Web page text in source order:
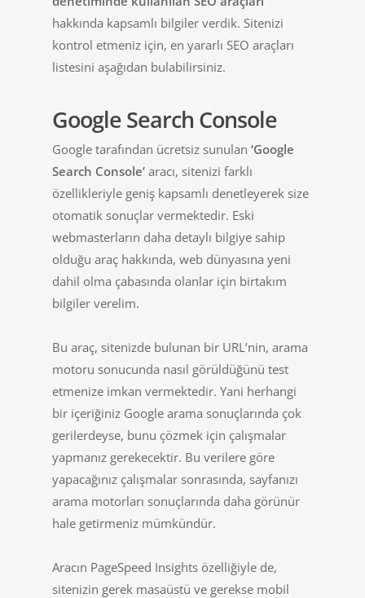
hakkında kapsamlı bilgiler verdik. Sitenizi
kontrol etmeniz için, en yararlı SEO araçları
listesini aşağıdan bulabilirsiniz.
Google Search Console
Google tarafından ücretsiz sunulan ‘Google
Search Console’ aracı, sitenizi farklı
özellikleriyle geniş kapsamlı denetleyerek size
otomatik sonuçlar vermektedir. Eski
webmasterların daha detaylı bilgiye sahip
olduğu araç hakkında, web dünyasına yeni
dahil olma çabasında olanlar için birtakım
bilgiler verelim.
Bu araç, sitenizde bulunan bir URL’nin, arama
motoru sonucunda nasıl görüldüğünü test
etmenize imkan vermektedir. Yani herhangi
bir içeriğiniz Google arama sonuçlarında çok
gerilerdeyse, bunu çözmek için çalışmalar
yapmanız gerekecektir. Bu verilere göre
yapacağınız çalışmalar sonrasında, sayfanızı
arama motorları sonuçlarında daha görünür
hale getirmeniz mümkündür.
Aracın PageSpeed Insights özelliğiyle de,
sitenizin gerek masaüstü ve gerekse mobil